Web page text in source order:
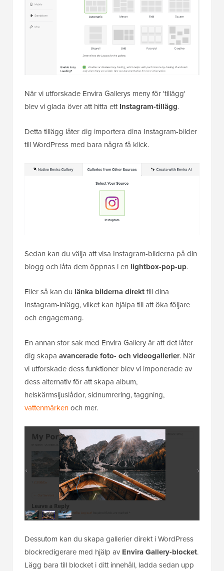
När vi utforskade Envira Gallerys meny för 'tillägg'
blev vi glada över att hitta ettInstagram-tillägg.
Detta tillägg låter dig importera dina Instagram-bilder
till WordPress med bara några få klick.
Sedan kan du välja att visa Instagram-bilderna på din
blogg och låta dem öppnas i en lightbox-pop-up.
Eller så kan du länka bilderna direkttill dina
Instagram-inlägg, vilket kan hjälpa till att öka följare
och engagemang.
En annan stor sak med Envira Gallery är att det låter
dig skapa avancerade foto- och videogallerier. När
vi utforskade dess funktioner blev vi imponerade av
dess alternativ för att skapa album,
helskärmsljuslådor, sidnumrering, taggning,
vattenmärkenoch mer.
Dessutom kan du skapa gallerier direkt i WordPress
blockredigerare med hjälp av Envira Gallery-blocket.
Lägg bara till blocket i ditt innehåll, ladda sedan upp